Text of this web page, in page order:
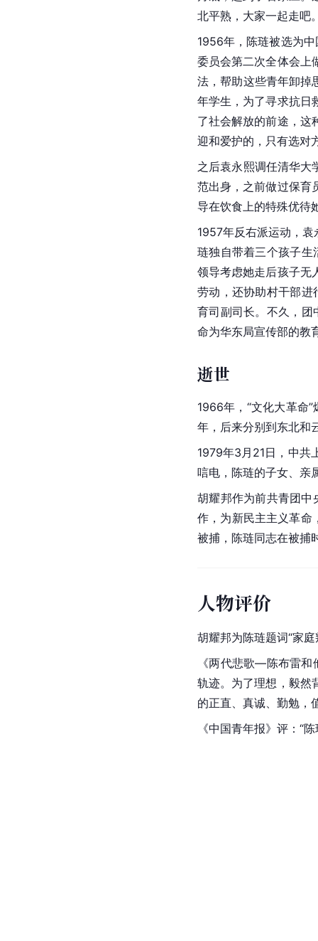
北平熟，大家一起走吧
1956年，陈琏被选为
委员会第二次全体会上
法，帮助这些青年卸掉
年学生，为了寻求抗日
了社会解放的前途，这
迎和爱护的，只有选对
之后袁永熙调任清华大
范出身，之前做过保育
导在饮食上的特殊优待
1957年反右派运动，
琏独自带着三个孩子
领导考虑她走后孩子无
劳动，还协助村干部
育司副司长。不久，
命为华东局宣传部的教
逝世
1966年，“文化大革命
年，后来分别到东北和
1979年3月21日，中共
唁电，陈琏的子女、亲
胡耀邦作为前共青团中
作，为新民主主义革命
被捕，陈琏同志在被捕
人物评价
胡耀邦为陈琏题词“家
《两代悲歌—陈布雷
轨迹。为了理想，毅然
的正直、真诚、勤勉，
《中国青年报》评：“